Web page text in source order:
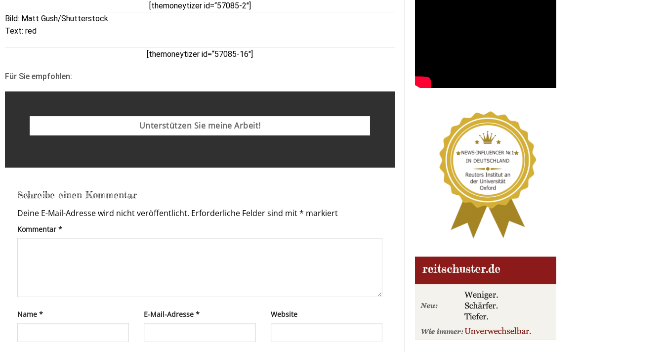
[themoneytizer id=“57085-2″]
Bild: Matt Gush/Shutterstock
Text: red
[themoneytizer id=“57085-16″]
Für Sie empfohlen:
Unterstützen Sie meine Arbeit!
Schreibe einen Kommentar
Deine E-Mail-Adresse wird nicht veröffentlicht. Erforderliche Felder sind mit* markiert
Kommentar *
Name * E-Mail-Adresse* Website